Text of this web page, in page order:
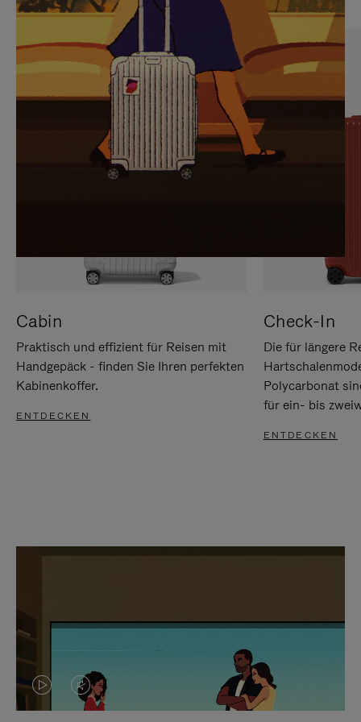
SIE,
UM
ANZUHALTEN
AUFHEBEN
DER
STUMMSCHALTUNG
Cabin
Praktisch und effizient für Reisen mit
Handgepäck - finden Sie Ihren perfekten
Kabinenkoffer.
ENTDECKEN
Check-In
Die für längere
Polycarbonat
für ein- bis
ENTDECKEN
DASVIDEO